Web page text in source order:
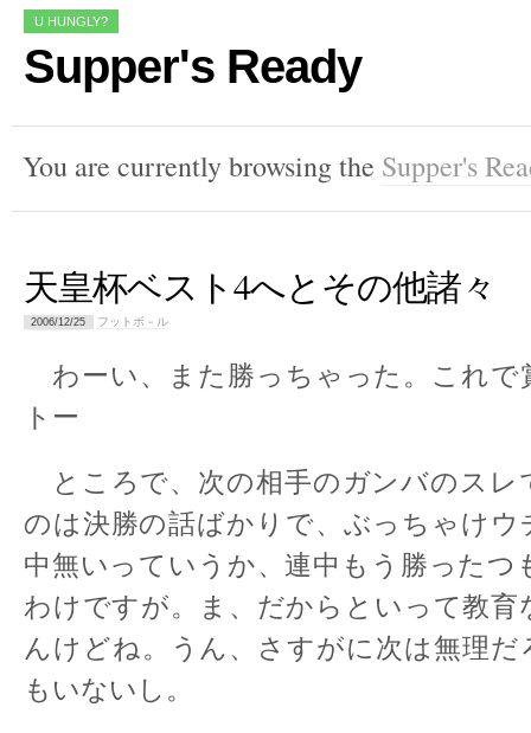
U HUNGLY?
Supper's Ready
You are currently browsing the Supper's
天皇杯ベスト4へとその他諸々
2006/12/25 フットボ－ル
わーい、また勝っちゃった。これで
トー
ところで、次の相手のガンバのスレ
のは決勝の話ばかりで、ぶっちゃけウ
中無いっていうか、連中もう勝ったつ
わけですが。ま、だからといって教育
んけどね。うん、さすがに次は無理だ
もいないし。